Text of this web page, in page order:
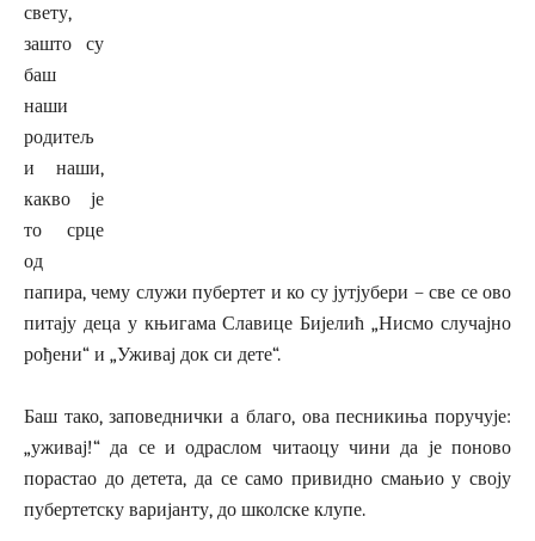
свету,
зашто су
баш
наши
родитељ
и наши,
какво је
то срце
од
папира, чему служи пубертет и ко су јутјубери – све се ово
питају деца у књигама Славице Бијелић „Нисмо случајно
рођени“ и „Уживај док си дете“.
Баш тако, заповеднички а благо, ова песникиња поручује:
„уживај!“ да се и одраслом читаоцу чини да је поново
порастао до детета, да се само привидно смањио у своју
пубертетску варијанту, до школске клупе.